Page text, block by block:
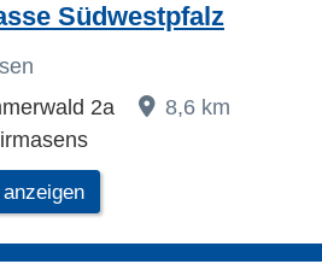
Südwestpfalz
2a
8,6 km